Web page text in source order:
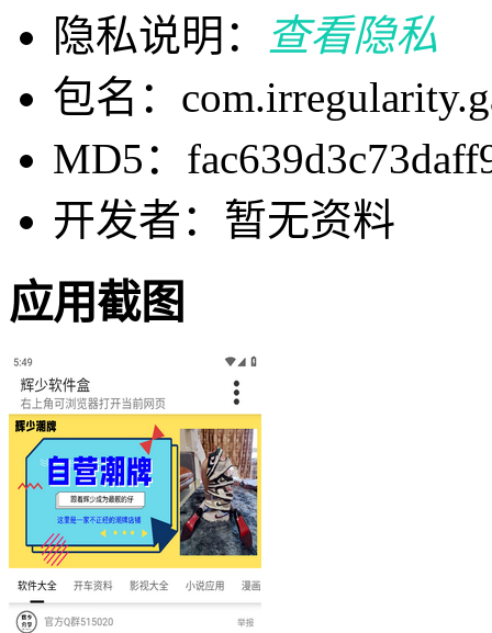
隐私说明：
查看隐私
包名：
MD5：
开发者：暂无资料
应用截图